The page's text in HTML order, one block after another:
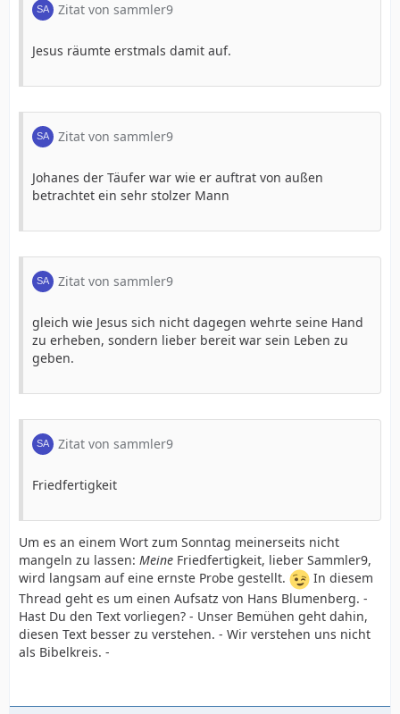
Zitat von sammler9
Jesus räumte erstmals damit auf.
Zitat von sammler9
Johanes der Täufer war wie er auftrat von außen
betrachtet ein sehr stolzer Mann
Zitat von sammler9
gleich wie Jesus sich nicht dagegen wehrte seine Hand
zu erheben, sondern lieber bereit war sein Leben zu
geben.
Zitat von sammler9
Friedfertigkeit
Um es an einem Wort zum Sonntag meinerseits nicht
mangeln zu lassen: Meine Friedfertigkeit, lieber Sammler9,
wird langsam auf eine ernste Probe gestellt.
In diesem
Thread geht es um einen Aufsatz von Hans Blumenberg. -
Hast Du den Text vorliegen? - Unser Bemühen geht dahin,
diesen Text besser zu verstehen. - Wir verstehen uns nicht
als Bibelkreis. -